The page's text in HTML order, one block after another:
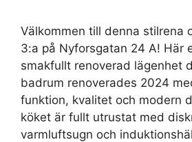
Välkommen till denna stilrena
3:a på Nyforsgatan 24 A! Här
smakfullt renoverad lägenhet
badrum renoverades 2024
funktion, kvalitet och modern
köket är fullt utrustat med
varmluftsugn och